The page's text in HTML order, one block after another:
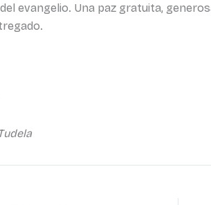
evangelio. Una paz gratuita,